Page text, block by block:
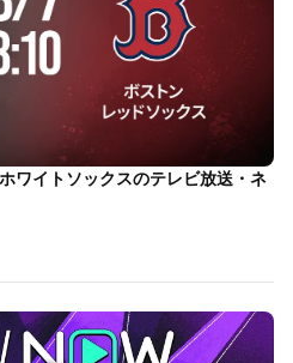
ワイトソックスのテレビ放送・ネ